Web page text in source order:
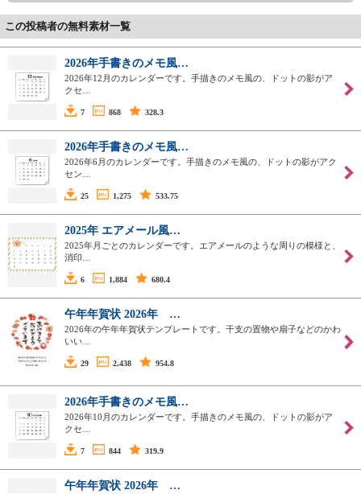
この投稿者の無料素材一覧
2026年手書きのメモ風…
2026年12月のカレンダーです。手描きのメモ風の、ドットの影がア
クセ…
7 868 328.3
2026年手書きのメモ風…
2026年6月のカレンダーです。手描きのメモ風の、ドットの影がアク
セン…
25 1,275 533.75
2025年 エアメール風…
2025年月ごとのカレンダーです。エアメールのような周りの模様と、
消印…
6 1,884 680.4
午年年賀状 2026年 …
2026年の午年年賀状テンプレートです。干支の置物や扇子などのかわ
いい…
29 2,438 954.8
2026年手書きのメモ風…
2026年10月のカレンダーです。手描きのメモ風の、ドットの影がア
クセ…
7 844 319.9
午年年賀状 2026年 …